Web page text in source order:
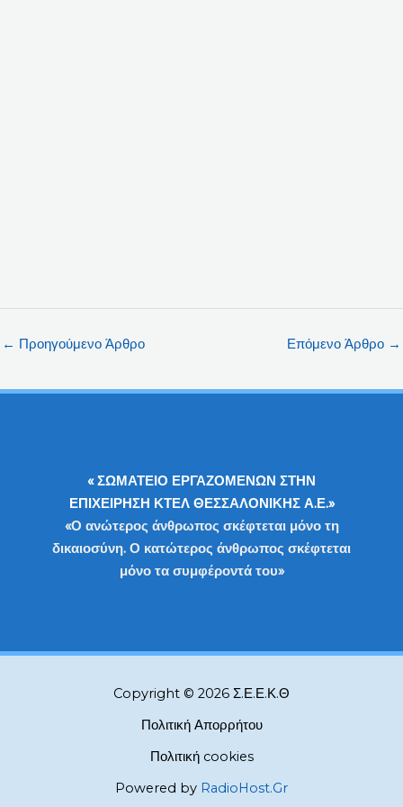
← Προηγούμενο Άρθρο Επόμενο Άρθρο →
« ΣΩΜΑΤΕΙΟ ΕΡΓΑΖΟΜΕΝΩΝ ΣΤΗΝ
ΕΠΙΧΕΙΡΗΣΗ ΚΤΕΛ ΘΕΣΣΑΛΟΝΙΚΗΣ Α.Ε.»
«Ο ανώτερος άνθρωπος σκέφτεται μόνο τη
δικαιοσύνη. Ο κατώτερος άνθρωπος σκέφτεται
μόνο τα συμφέροντά του»
Copyright © 2026 Σ.Ε.Ε.Κ.Θ
Πολιτική Απορρήτου
Πολιτική cookies
Powered by RadioHost.Gr